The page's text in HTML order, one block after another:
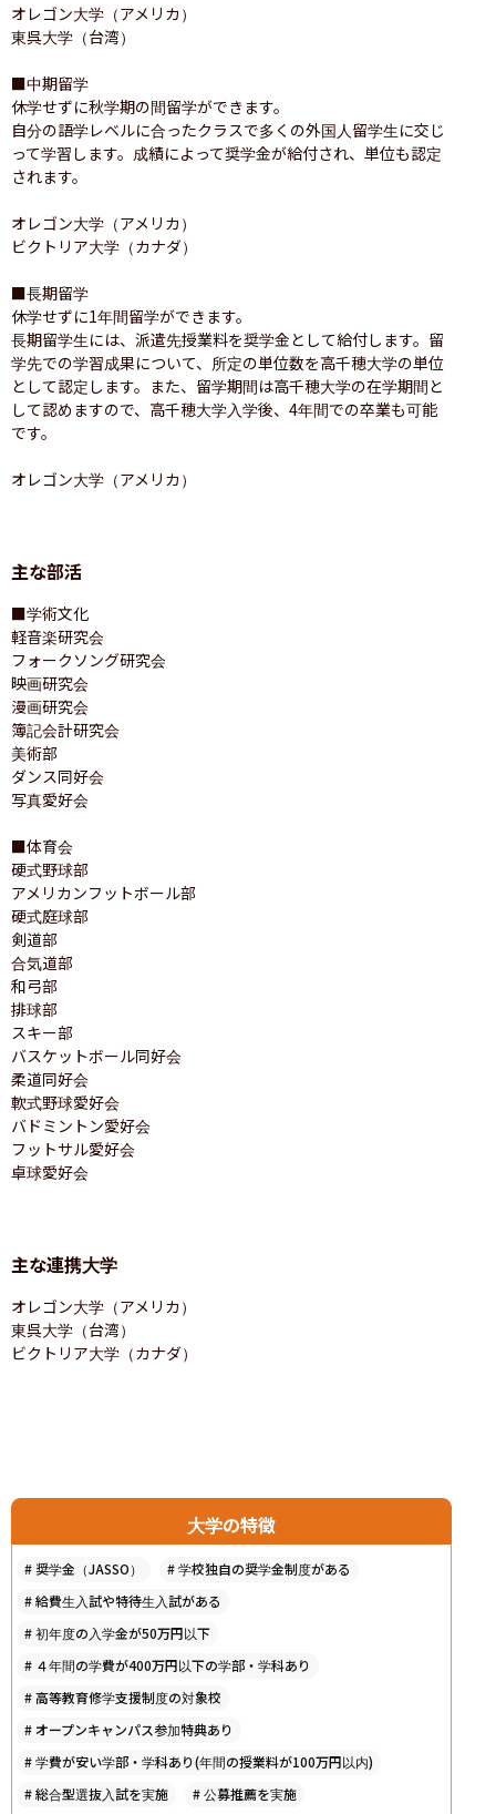
オレゴン大学（アメリカ）
東呉大学（台湾）
■中期留学
休学せずに秋学期の間留学ができます。
自分の語学レベルに合ったクラスで多くの外国人留学生に交じ
って学習します。成績によって奨学金が給付され、単位も認定
されます。
オレゴン大学（アメリカ）
ビクトリア大学（カナダ）
■長期留学
休学せずに1年間留学ができます。
長期留学生には、派遣先授業料を奨学金として給付します。留
学先での学習成果について、所定の単位数を高千穂大学の単位
として認定します。また、留学期間は高千穂大学の在学期間と
して認めますので、高千穂大学入学後、4年間での卒業も可能
です。
オレゴン大学（アメリカ）
主な部活
■学術文化
軽音楽研究会
フォークソング研究会
映画研究会
漫画研究会
簿記会計研究会
美術部
ダンス同好会
写真愛好会
■体育会
硬式野球部
アメリカンフットボール部
硬式庭球部
剣道部
合気道部
和弓部
排球部
スキー部
バスケットボール同好会
柔道同好会
軟式野球愛好会
バドミントン愛好会
フットサル愛好会
卓球愛好会
主な連携大学
オレゴン大学（アメリカ）
東呉大学（台湾）
ビクトリア大学（カナダ）
大学の特徴
# 奨学金（JASSO） #学校独自の奨学金制度がある
#給費生入試や特待生入試がある
#初年度の入学金が50万円以下
# ４年間の学費が400万円以下の学部・学科あり
#高等教育修学支援制度の対象校
#オープンキャンパス参加特典あり
#学費が安い学部・学科あり(年間の授業料が100万円以内)
#総合型選抜入試を実施 #公募推薦を実施